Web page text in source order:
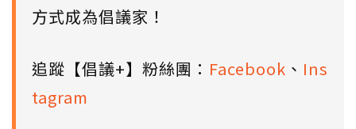
方式成為倡議家！
追蹤【倡議+】粉絲團： Facebook 、 Ins
tagram